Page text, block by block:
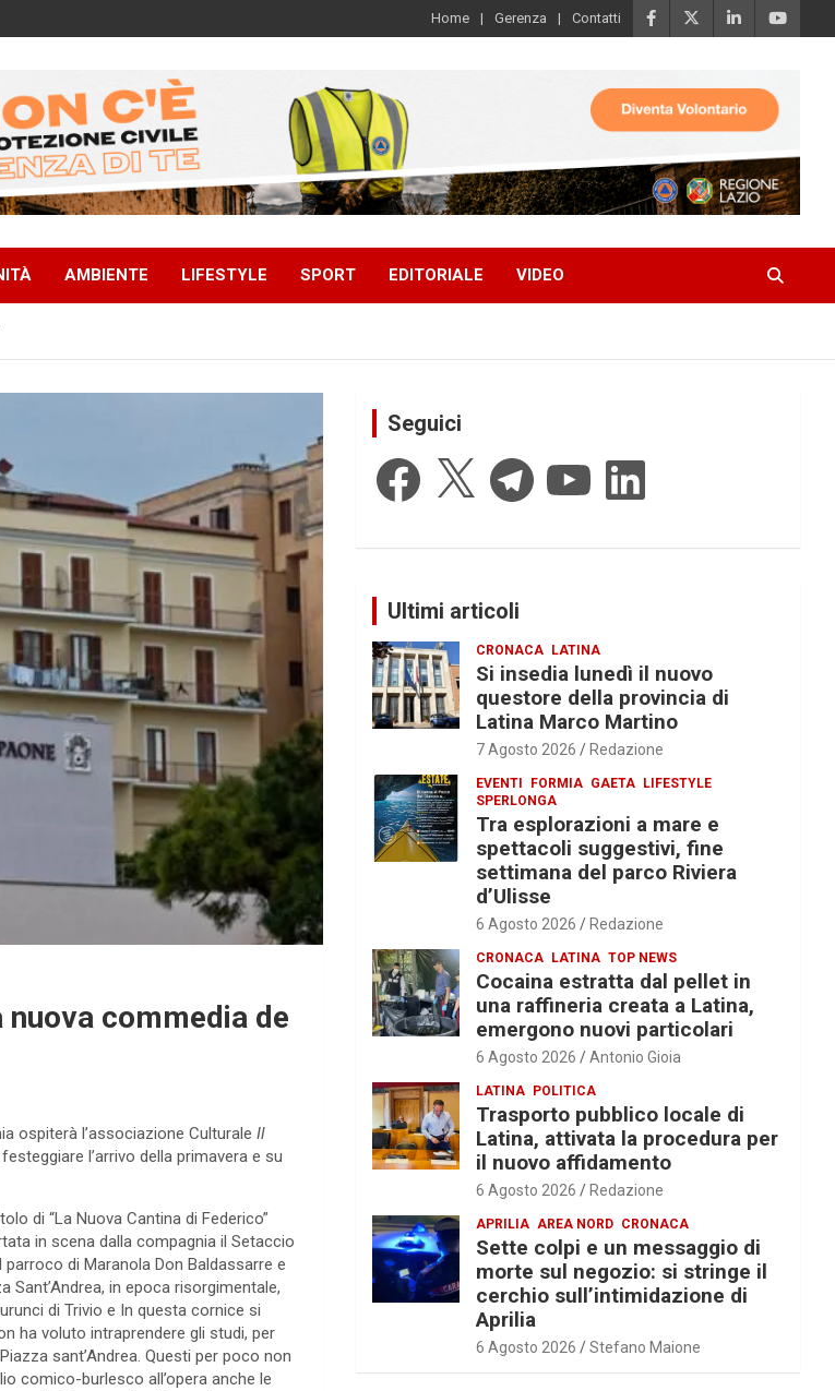
Home Gerenza Contatti
AMBIENTE LIFESTYLE SPORT EDITORIALE VIDEO
commedia de
ospiterà l’associazione Culturale Il
l’arrivo della primavera e su
di “La Nuova Cantina di Federico”
in scena dalla compagnia il Setaccio
di Maranola Don Baldassarre e
Sant’Andrea, in epoca risorgimentale,
di Trivio e In questa cornice si
ha voluto intraprendere gli studi, per
sant’Andrea. Questi per poco non
comico-burlesco all’opera anche le
Seguici
Facebook
X TelegramYouTube LinkedIn
Ultimi articoli
CRONACA LATINA
Si insedia lunedì il nuovo
questore della provincia di
Latina Marco Martino
7 Agosto 2026 Redazione
EVENTI FORMIA GAETA LIFESTYLE
SPERLONGA
Tra esplorazioni a mare e
spettacoli suggestivi, fine
settimana del parco Riviera
d’Ulisse
6 Agosto 2026 Redazione
CRONACA LATINA TOP NEWS
Cocaina estratta dal pellet in
una raffineria creata a Latina,
emergono nuovi particolari
6 Agosto 2026 Antonio Gioia
LATINA POLITICA
Trasporto pubblico locale di
Latina, attivata la procedura per
il nuovo affidamento
6 Agosto 2026 Redazione
APRILIA AREA NORD CRONACA
Sette colpi e un messaggio di
morte sul negozio: si stringe il
cerchio sull’intimidazione di
Aprilia
6 Agosto 2026 Stefano Maione